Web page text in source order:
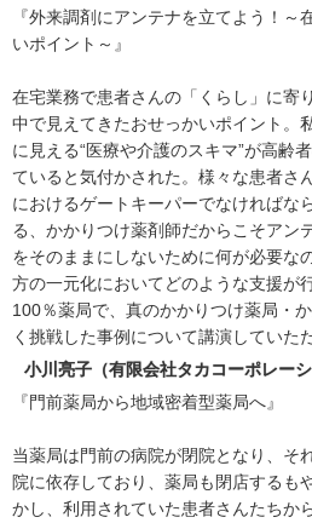
『外来調剤にアンテナを立てよう！
いポイント～』
在宅業務で患者さんの「くらし」に寄
中で見えてきたおせっかいポイント。
に見える“医療や介護のスキマ”が高齢
ていると気付かされた。様々な患者さ
におけるゲートキーパーでなければな
る、かかりつけ薬剤師だからこそアン
をそのままにしないために何が必要な
方の一元化においてどのような支援が
100％薬局で、真のかかりつけ薬局・
く挑戦した事例について講演していた
小川亮子（有限会社タカコーポレーシ
『門前薬局から地域密着型薬局へ』
当薬局は門前の病院が閉院となり、そ
院に依存しており、薬局も閉店するも
かし、利用されていた患者さんたちか